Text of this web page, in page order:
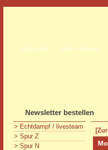
Startseite Unternehmen
Newsletter bestellen
> Echtdampf / livesteam
> Spur Z
> Spur N